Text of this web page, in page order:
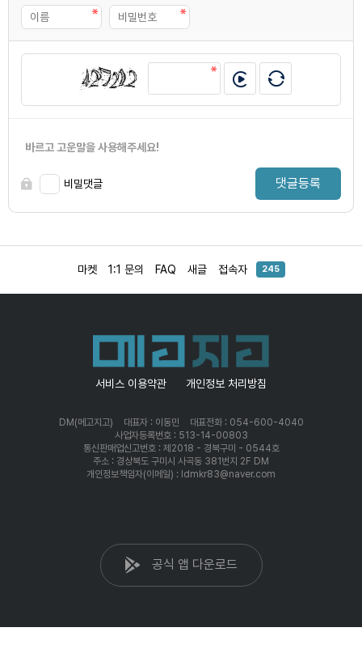
바르고 고운말을 사용해주세요!
비밀댓글 댓글등록
마켓 1:1 문의 FAQ 새글 접속자 245
서비스 이용약관 개인정보 처리방침
DM(메고지고) 대표자 : 이동민
대표전화 : 054-600-4040
사업자등록번호 : 513-14-00803
통신판매업신고번호 : 제2018 - 경북구미 - 0544호
주소 : 경상북도 구미시 사곡동 381번지 2F DM
개인정보책임자(이메일) : ldmkr83@naver.com
공식 앱 다운로드